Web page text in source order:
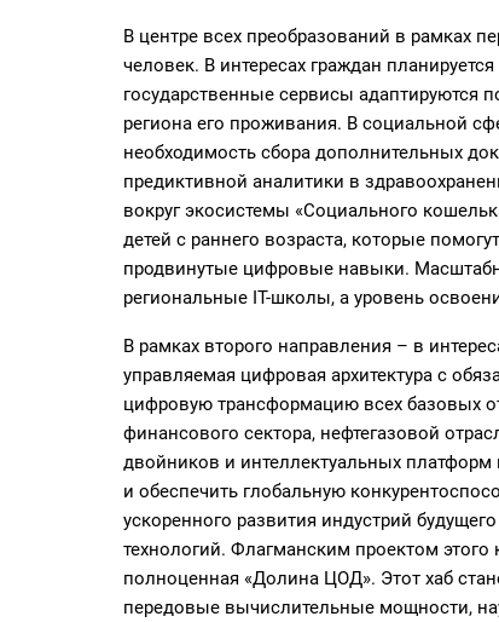
В центре всех преобразований в рамках
человек. В интересах граждан
государственные сервисы адаптируются
региона его проживания. В социальной
необходимость сбора дополнительных
предиктивной аналитики в
вокруг экосистемы «Социального
детей с раннего возраста, которые
продвинутые цифровые навыки.
региональные IT-школы, а уровень
В рамках второго направления – в
управляемая цифровая архитектура с
цифровую трансформацию всех базовых
финансового сектора, нефтегазовой
двойников и интеллектуальных платформ
и обеспечить глобальную
ускоренного развития индустрий
технологий. Флагманским проектом этого
полноценная «Долина ЦОД». Этот хаб
передовые вычислительные мощности,